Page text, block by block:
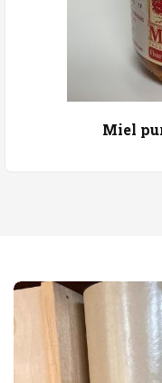
Miel